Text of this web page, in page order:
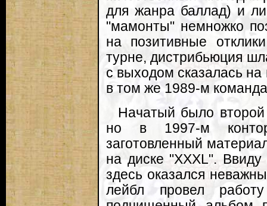
для жанра баллад) и
"мамонты" немножко
на позитивные
турне, дистрибьюция
с выходом сказалась
в том же 1989-м
Начатый было
но в 1997-м
заготовленный
на диске "XXXL". Ввиду
здесь оказался
лейбл провел